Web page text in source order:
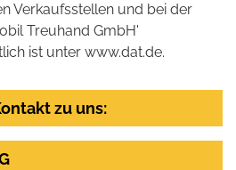
Verkaufsstellen und bei der
Treuhand GmbH'
ist unter www.dat.de.
zu uns: